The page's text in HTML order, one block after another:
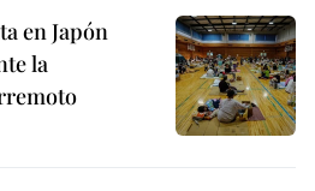
en Japón
la